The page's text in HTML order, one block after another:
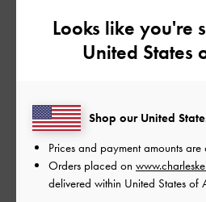
ご利用者様
先程届いて早速履いてみました。
足首から上が裏起毛になっていて
Looks like you're
United States
Shop our United
Prices and payment amounts
Orders placed on
delivered within United States of